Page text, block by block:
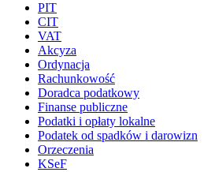
PIT
CIT
VAT
Akcyza
Ordynacja
Rachunkowość
Doradca podatkowy
Finanse publiczne
Podatki i opłaty lokalne
Podatek od spadków i darowizn
Orzeczenia
KSeF